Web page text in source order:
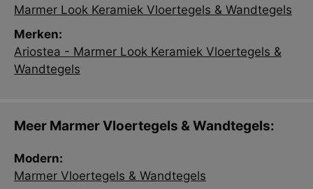
Marmer Look Keramiek Vloertegels & Wandtegels
Merken:
Ariostea - Marmer Look Keramiek Vloertegels &
Wandtegels
Meer Marmer Vloertegels & Wandtegels:
Modern:
Marmer Vloertegels & Wandtegels